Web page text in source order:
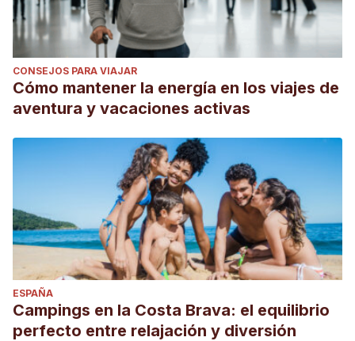
CONSEJOS PARA VIAJAR
Cómo mantener la energía en los viajes de
aventura y vacaciones activas
ESPAÑA
Campings en la Costa Brava: el equilibrio
perfecto entre relajación y diversión